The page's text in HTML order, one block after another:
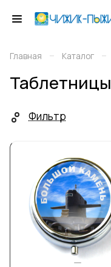
Главная – Каталог –
Таблетницы
Фильтр